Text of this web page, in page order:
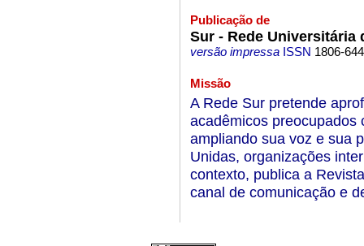
Publicação de
Sur - Rede Universitária
versão impressaISSN 1806-
Missão
A Rede Sur pretende
acadêmicos preocupados
ampliando sua voz e sua
Unidas, organizações
contexto, publica a
canal de comunicação e